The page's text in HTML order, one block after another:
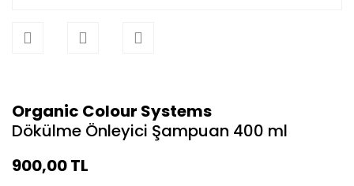
Organic Colour Systems
Dökülme Önleyici Şampuan 400 ml
900,00 TL